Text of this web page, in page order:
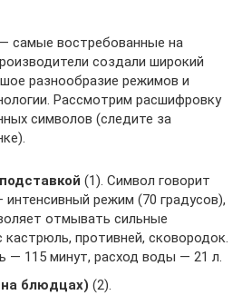
самые востребованные на
создали широкий
разнообразие режимов и
Рассмотрим расшифровку
символов (следите за
(1). Символ говорит
режим (70 градусов),
отмывать сильные
кастрюль, противней, сковородок.
— 115 минут, расход воды — 21 л.
блюдцах) (2).